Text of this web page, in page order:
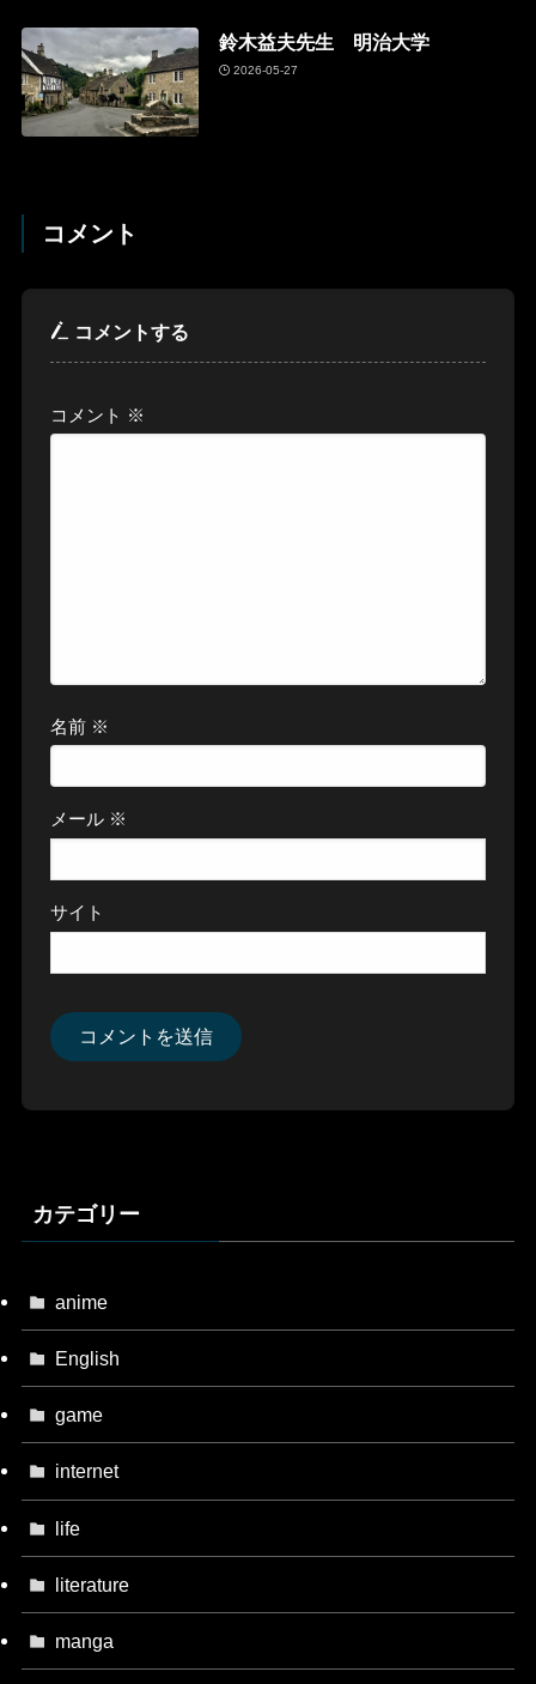
鈴木益夫先生 明治大学
2026-05-27
コメント
コメントする
コメント ※
名前 ※
メール ※
サイト
カテゴリー
anime
English
game
internet
life
literature
manga